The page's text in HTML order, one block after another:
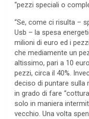
“pezzi speciali o
“Se, come ci risulta –
Usb – la spesa
milioni di euro ed i
che mediamente un
altissimo, pari a 10
pezzi, circa il 40%.
deciso di puntare sulla
in grado di fare
solo in maniera
vecchio. Una volta